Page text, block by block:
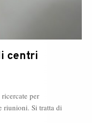
centri
per
riunioni. Si tratta di